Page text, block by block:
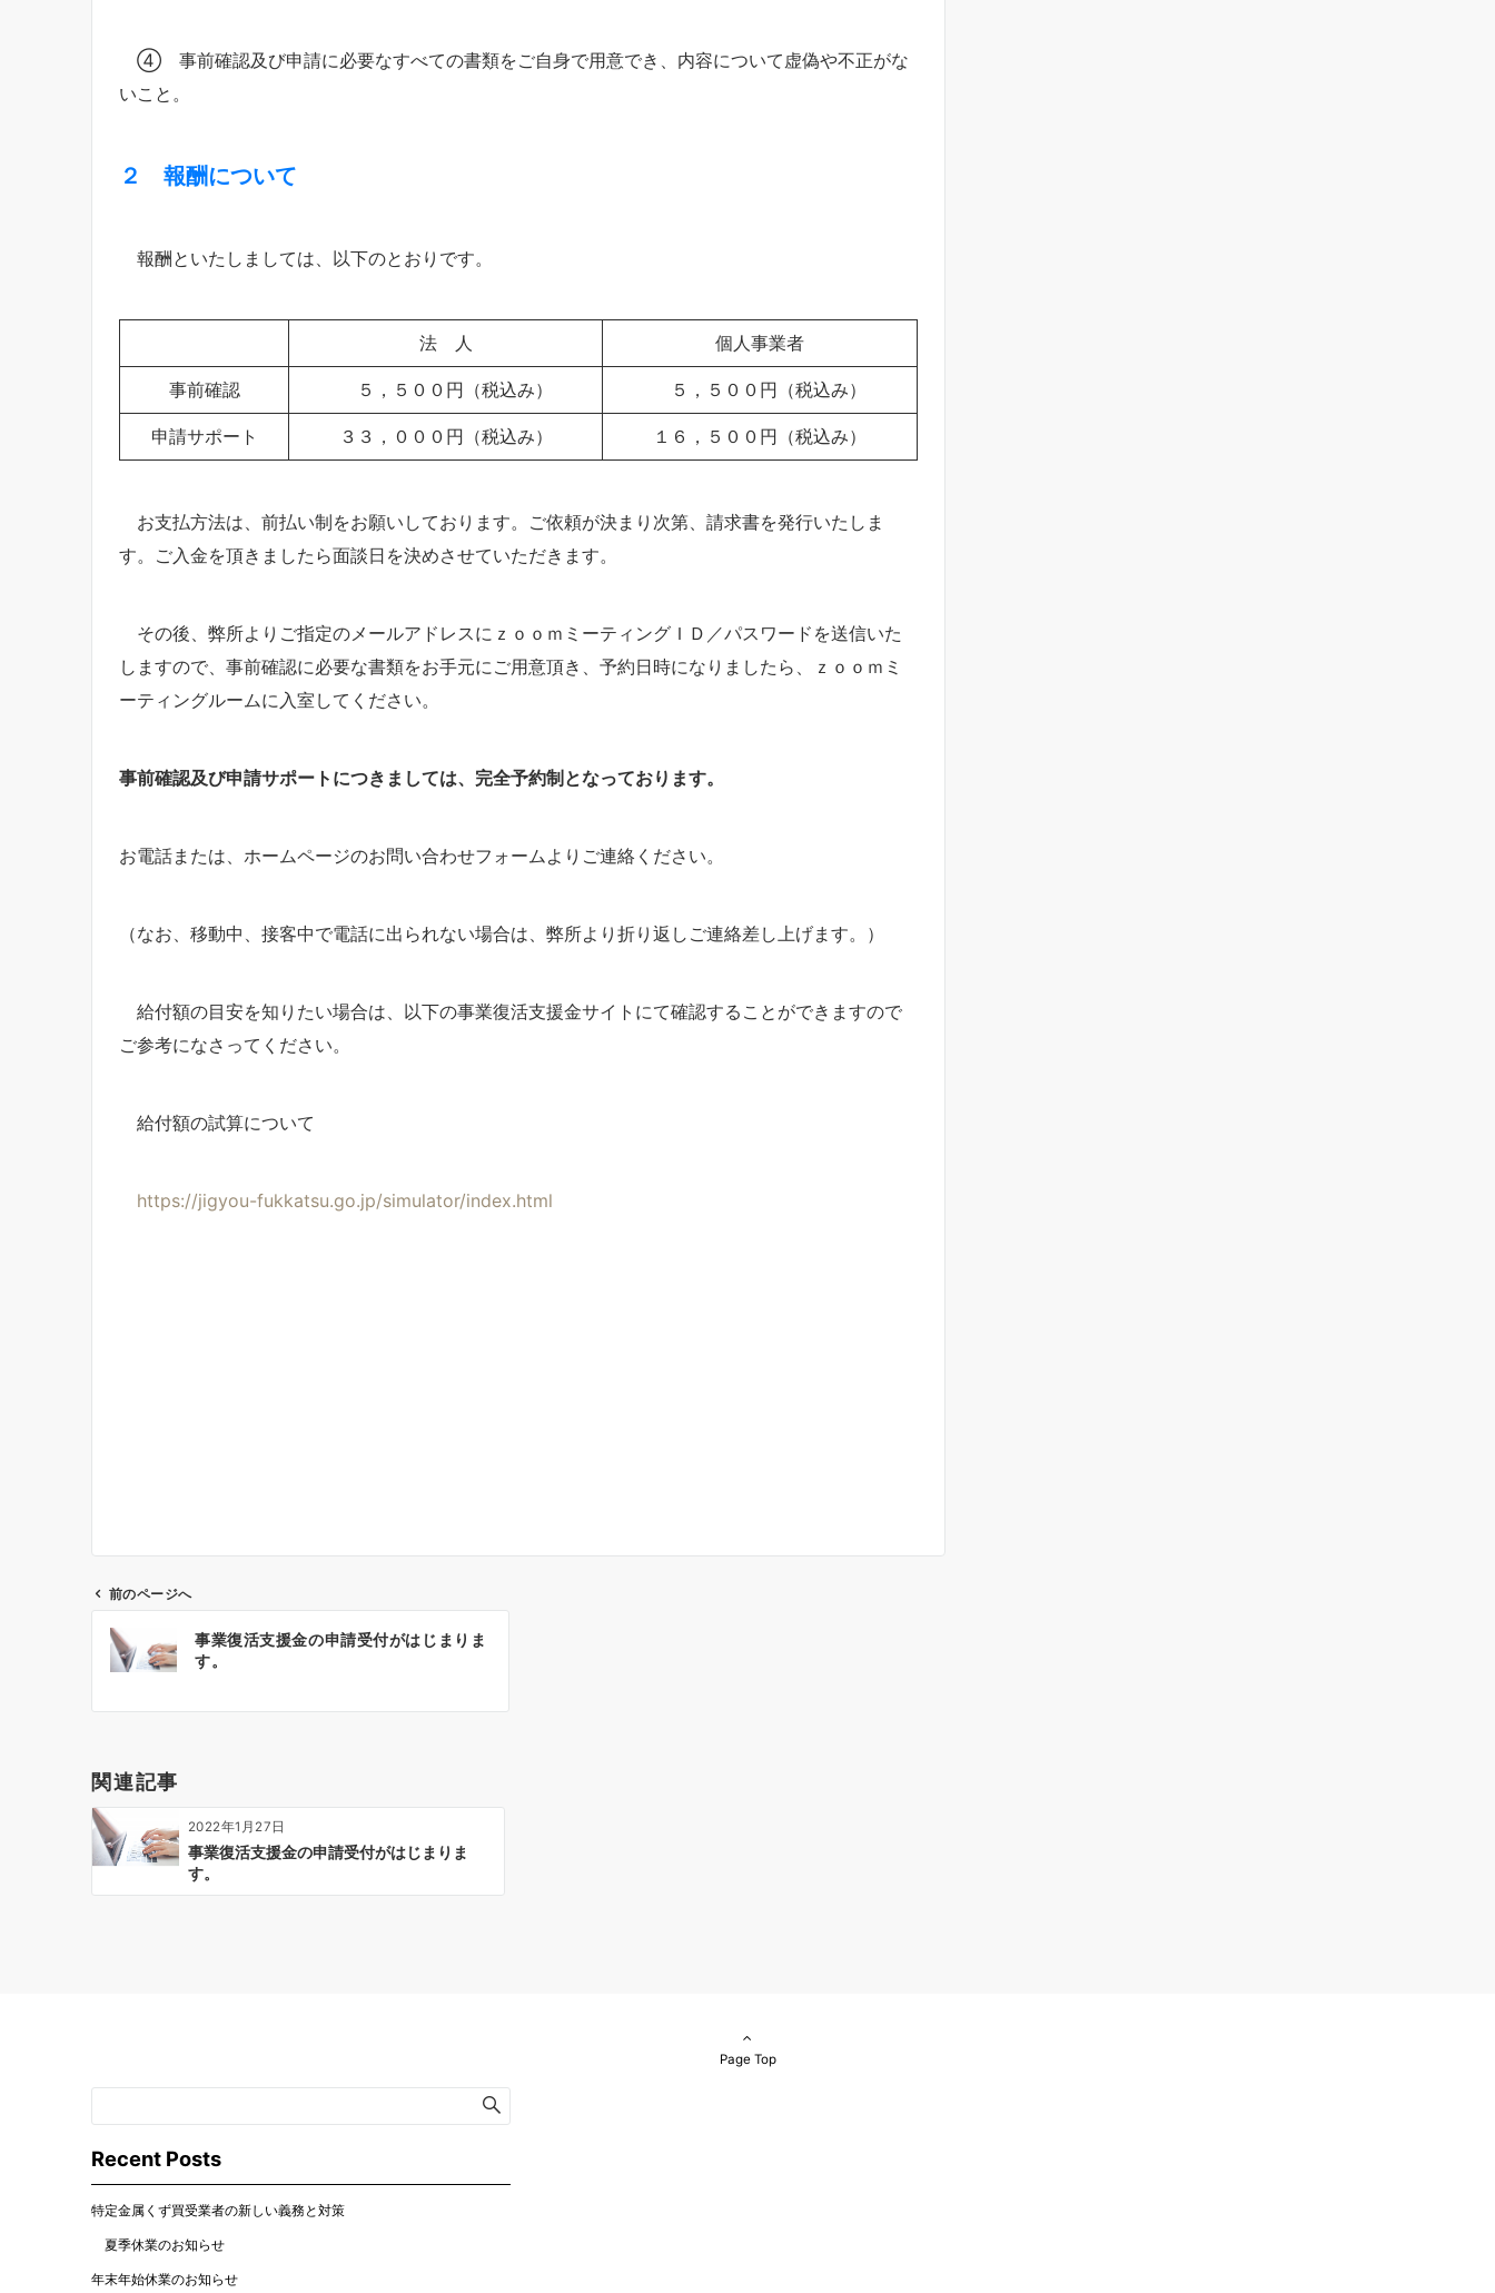
④ 事前確認及び申請に必要なすべての書類をご自身で用意でき、内容について虚偽や不正がな
いこと。
２ 報酬について
報酬といたしましては、以下のとおりです。
法 人 個人事業者
事前確認 ５，５００円（税込み） ５，５００円（税込み）
申請サポート ３３，０００円（税込み） １６，５００円（税込み）
お支払方法は、前払い制をお願いしております。ご依頼が決まり次第、請求書を発行いたしま
す。ご入金を頂きましたら面談日を決めさせていただきます。
その後、弊所よりご指定のメールアドレスにｚｏｏｍミーティングＩＤ／パスワードを送信いた
しますので、事前確認に必要な書類をお手元にご用意頂き、予約日時になりましたら、ｚｏｏｍミ
ーティングルームに入室してください。
事前確認及び申請サポートにつきましては、完全予約制となっております。
お電話または、ホームページのお問い合わせフォームよりご連絡ください。
（なお、移動中、接客中で電話に出られない場合は、弊所より折り返しご連絡差し上げます。）
給付額の目安を知りたい場合は、以下の事業復活支援金サイトにて確認することができますので
ご参考になさってください。
給付額の試算について
https://jigyou-fukkatsu.go.jp/simulator/index.html
シ
ョ
ン
前のページへ
事業復活支援金の申請受付がはじまりま
す。
関連記事
2022年1月27日
事業復活支援金の申請受付がはじまりま
す。
Page Top
Recent Posts
特定金属くず買受業者の新しい義務と対策
夏季休業のお知らせ
年末年始休業のお知らせ